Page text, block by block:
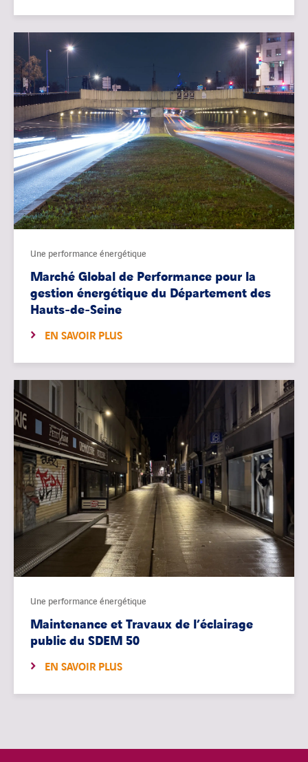
Une performance énergétique
Marché Global de Performance pour la
gestion énergétique du Département des
Hauts-de-Seine
EN SAVOIR PLUS
Une performance énergétique
Maintenance et Travaux de l’éclairage
public du SDEM 50
EN SAVOIR PLUS